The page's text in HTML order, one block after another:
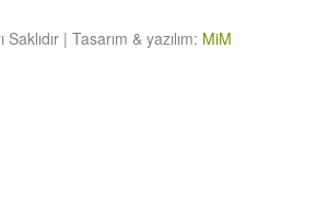
| Tasarım & yazılım: MiM